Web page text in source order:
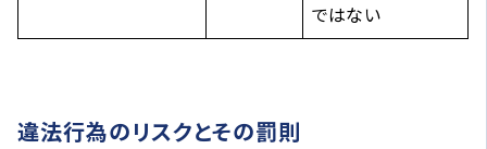
ではない
違法行為のリスクとその罰則